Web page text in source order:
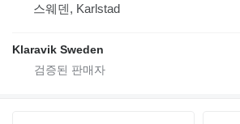
스웨덴, Karlstad
Klaravik Sweden